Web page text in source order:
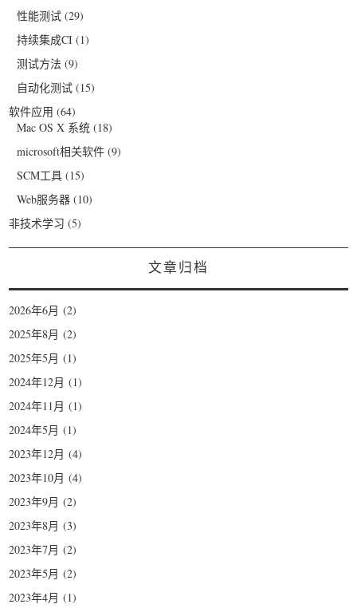
性能测试 (29)
持续集成CI (1)
测试方法 (9)
自动化测试 (15)
软件应用 (64)
Mac OS X 系统 (18)
microsoft相关软件 (9)
SCM工具 (15)
Web服务器 (10)
非技术学习 (5)
文章归档
2026年6月 (2)
2025年8月 (2)
2025年5月 (1)
2024年12月 (1)
2024年11月 (1)
2024年5月 (1)
2023年12月 (4)
2023年10月 (4)
2023年9月 (2)
2023年8月 (3)
2023年7月 (2)
2023年5月 (2)
2023年4月 (1)